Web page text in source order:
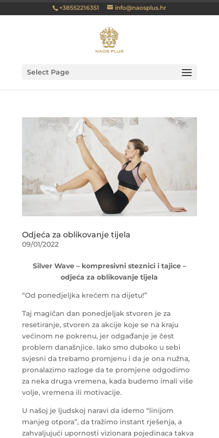
+38552216351 info@naosplus.hr
Select Page
Odjeća za oblikovanje tijela
09/01/2022
Silver Wave – kompresivni steznici i tajice –
odjeća za oblikovanje tijela
“Od ponedjeljka krećem na dijetu!”
Taj magičan dan ponedjeljak stvoren je za
resetiranje, stvoren za akcije koje se na kraju
većinom ne pokrenu, jer odgađanje je čest
problem današnjice. Iako smo duboko u sebi
svjesni da trebamo promjenu i da je ona nužna,
pronalazimo razloge da te promjene odgodimo
za neka druga vremena, kada budemo imali više
volje, vremena ili motivacije.
U našoj je ljudskoj naravi da idemo “linijom
manjeg otpora”, da tražimo instant rješenja, a
zahvaljujući upornosti vizionara pojedinaca takva